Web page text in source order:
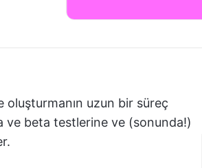
oluşturmanın uzun bir süreç
ve beta testlerine ve (sonunda!)